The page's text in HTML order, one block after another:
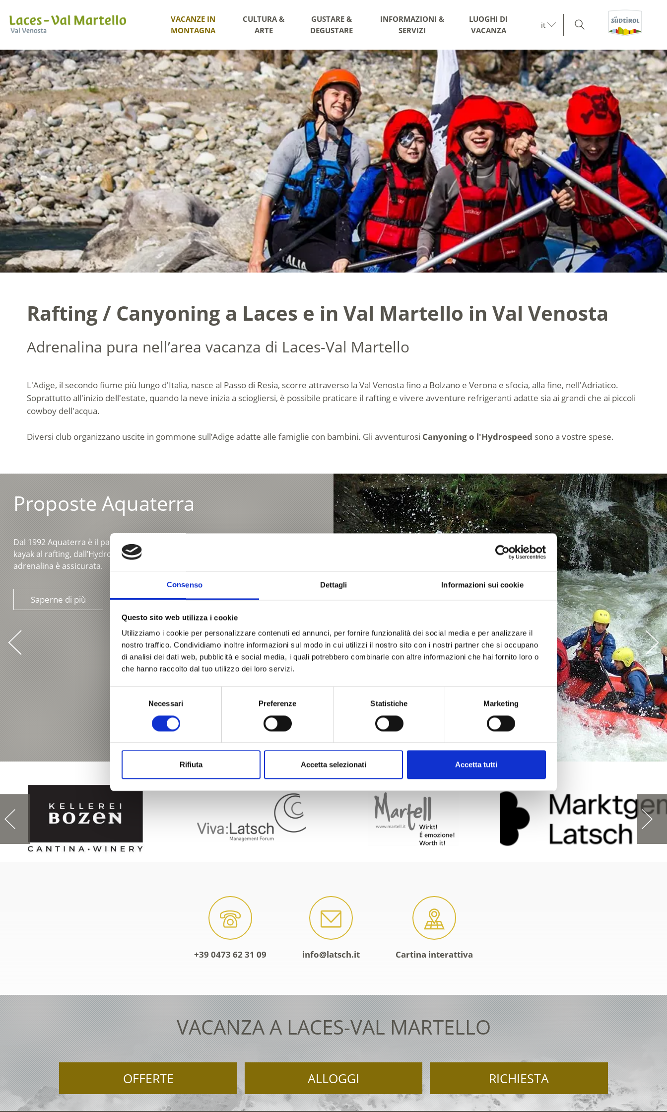
Consenso Dettagli Informazioni sui cookie
Questo sito web utilizza i cookie
Utilizziamo i cookie per personalizzare contenuti ed annunci, per fornire funzionalità dei social media e per analizzare il
nostro traffico. Condividiamo inoltre informazioni sul modo in cui utilizzi il nostro sito con i nostri partner che si occupano
di analisi dei dati web, pubblicità e social media, i quali potrebbero combinarle con altre informazioni che hai fornito loro o
che hanno raccolto dal tuo utilizzo dei loro servizi.
Necessari Preferenze Statistiche Marketing
Rifiuta Accetta selezionati Accetta tutti
VACANZE IN
MONTAGNA
CULTURA &
ARTE
GUSTARE &
DEGUSTARE
INFORMAZIONI &
SERVIZI
LUOGHI DI
VACANZA
it
Rafting / Canyoning a Laces e in Val Martello in Val Venosta
Adrenalina pura nell’area vacanza di Laces-Val Martello
L'Adige, il secondo fiume più lungo d'Italia, nasce al Passo di Resia, scorre attraverso la Val Venosta fino a Bolzano e Verona e sfocia, alla fine, nell'Adriatico.
Soprattutto all'inizio dell'estate, quando la neve inizia a sciogliersi, è possibile praticare il rafting e vivere avventure refrigeranti adatte sia ai grandi che ai piccoli
cowboy dell'acqua.
Diversi club organizzano uscite in gommone sull’Adige adatte alle famiglie con bambini. Gli avventurosi Canyoning o l'Hydrospeed sono a vostre spese.
Proposte Aquaterra
Dal 1992 Aquaterra è il partner ideale per lo sport e il divertimento outdoor. Dal
kayak al rafting, dall’Hydrospeed al Canyoning, con Aquaterra la scarica di
adrenalina è assicurata.
Saperne di più
+39 0473 62 31 09 info@latsch.it Cartina interattiva
VACANZA A LACES-VAL MARTELLO
OFFERTE ALLOGGI RICHIESTA